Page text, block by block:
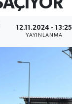
12.11.2024 - 13:25
YAYINLANMA